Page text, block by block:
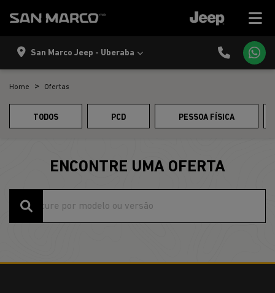
San Marco Jeep - Uberaba
Home Ofertas
TODOS PCD PESSOA FÍSICA
ENCONTRE UMA OFERTA